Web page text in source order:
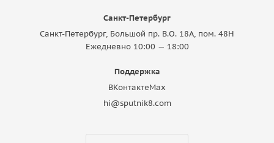
Санкт-Петербург
Санкт-Петербург, Большой пр. В.О. 18A, пом. 48Н
Ежедневно 10:00 — 18:00
Поддержка
ВКонтактеMax
hi@sputnik8.com